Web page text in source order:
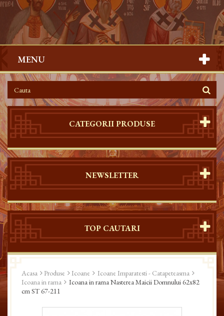
MENU
CATEGORII PRODUSE
NEWSLETTER
TOP CAUTARI
Acasa Produse Icoane
Icoane Imparatesti - Catapeteasma
Icoana in rama
Icoana in rama Nasterea Maicii Domnului 62x82
cm ST 67-211